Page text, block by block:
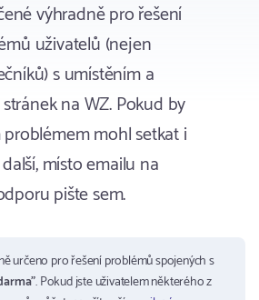
výhradně pro řešení
uživatelů (nejen
s umístěním a
na WZ. Pokud by
problémem mohl setkat i
místo emailu na
pište sem.
určeno pro řešení problémů spojených s
. Pokud jste uživatelem některého z